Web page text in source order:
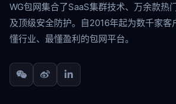
WG包网集合了SaaS集群技术、万余款热
及顶级安全防护。自2016年起为数千家客
懂行业、最懂盈利的包网平台。